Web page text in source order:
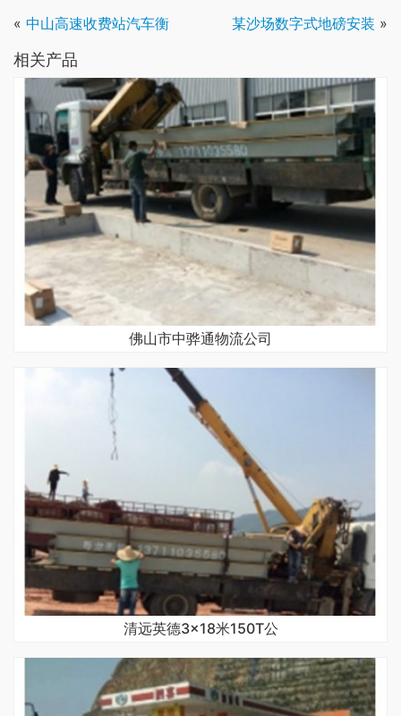
« 中山高速收费站汽车衡 某沙场数字式地磅安装 »
相关产品
佛山市中骅通物流公司
清远英德3×18米150T公